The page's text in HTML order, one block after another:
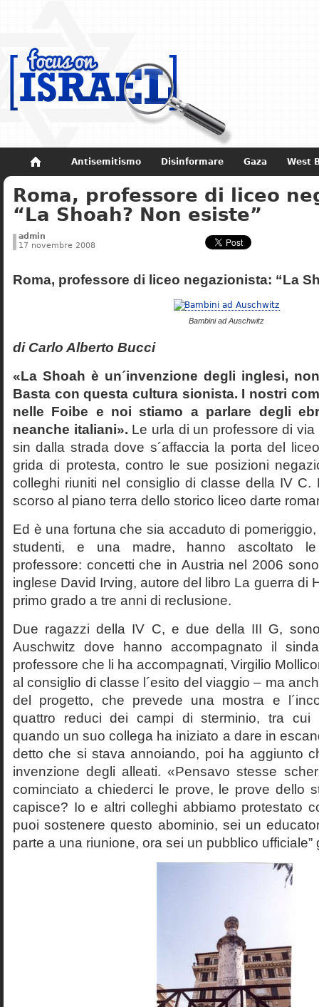
Antisemitismo Disinformare Gaza West
Non dimenticare Storia di Israele
Roma, professore di liceo
“La Shoah? Non esiste”
admin
17 novembre 2008
Roma, professore di liceo negazionista: “La
Bambini ad Auschwitz
di Carlo Alberto Bucci
«La Shoah è un´invenzione degli inglesi,
Basta con questa cultura sionista. I nostri
nelle Foibe e noi stiamo a parlare degli
neanche italiani». Le urla di un professore di
sin dalla strada dove s´affaccia la porta del
grida di protesta, contro le sue posizioni
colleghi riuniti nel consiglio di classe della IV C.
scorso al piano terra dello storico liceo darte
Ed è una fortuna che sia accaduto di
studenti, e una madre, hanno ascoltato le
professore: concetti che in Austria nel 2006
inglese David Irving, autore del libro La guerra di
primo grado a tre anni di reclusione.
Due ragazzi della IV C, e due della III G,
Auschwitz dove hanno accompagnato il
professore che li ha accompagnati, Virgilio
al consiglio di classe l´esito del viaggio – ma
del progetto, che prevede una mostra e
quattro reduci dei campi di sterminio, tra cui
quando un suo collega ha iniziato a dare in
detto che si stava annoiando, poi ha aggiunto
invenzione degli alleati. «Pensavo stesse
cominciato a chiederci le prove, le prove dello
capisce? Io e altri colleghi abbiamo protestato
puoi sostenere questo abominio, sei un
parte a una riunione, ora sei un pubblico ufficiale”